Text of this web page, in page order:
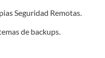
Seguridad Remotas.
de backups.